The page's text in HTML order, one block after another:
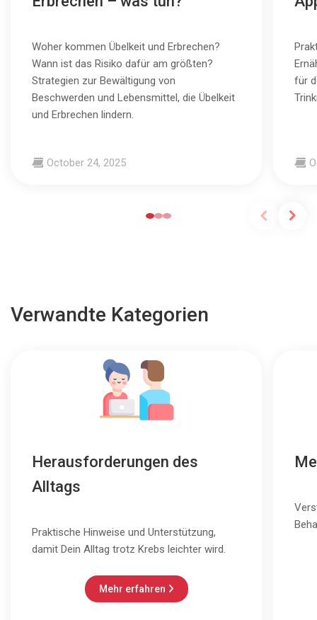
Woher kommen Übelkeit und Erbrechen?
Wann ist das Risiko dafür am größten?
Strategien zur Bewältigung von
Beschwerden und Lebensmittel, die Übelkeit
und Erbrechen lindern.
October 24, 2025
für
Verwandte Kategorien
Herausforderungen des
Alltags
Praktische Hinweise und Unterstützung,
damit Dein Alltag trotz Krebs leichter wird.
Mehr erfahren 